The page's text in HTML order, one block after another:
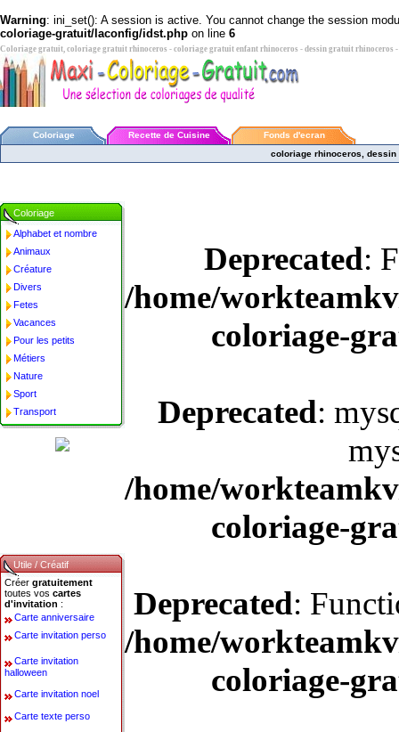
Warning: ini_set(): A session is active. You cannot change the session
coloriage-gratuit/laconfig/idst.php on line 6
Coloriage gratuit, coloriage gratuit rhinoceros - coloriage gratuit enfant rhinoceros - dessin gratuit rhinoceros
Coloriage Recette de Cuisine
Fonds d'ecran
coloriage rhinoceros,
Deprecated:
/home/
coloriage-
Deprecated:
/home/
coloriage-
Deprecated:
/home/
coloriage-
Coloriage
Alphabet et nombre
Animaux
Créature
Divers
Fetes
Vacances
Pour les petits
Métiers
Nature
Sport
Transport
Utile / Créatif
Créer gratuitement
toutes vos cartes
d'invitation :
Carte anniversaire
Carte invitation perso
Carte invitation
halloween
Carte invitation noel
Carte texte perso